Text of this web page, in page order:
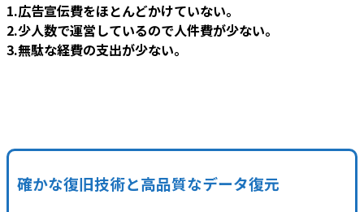
1.広告宣伝費をほとんどかけていない。
2.少人数で運営しているので人件費が少ない。
3.無駄な経費の支出が少ない。
確かな復旧技術と高品質なデータ復元